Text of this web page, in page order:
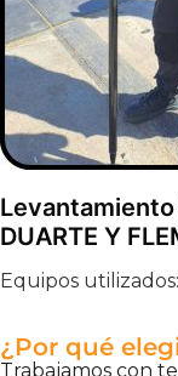
DUARTE Y
Equipos
¿Por qué
Trabajamos con